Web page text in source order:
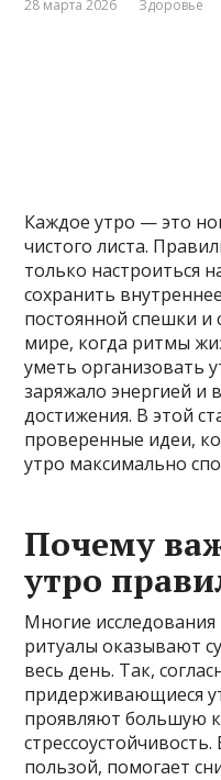
28 марта 2026 Здоровье
Каждое утро — это
чистого листа.
только настроиться
сохранить
постоянной спешки и
мире, когда ритмы
уметь организовать
заряжало энергией и
достижения. В этой
проверенные идеи,
утро максимально
Почему
утро
Многие
ритуалы оказывают
весь день. Так,
придерживающиеся
проявляют большую
пользой, помогает